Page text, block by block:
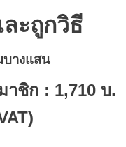
ะถูกวิธี
างแสนชลบุรี
าชิก : 1,710 บ.